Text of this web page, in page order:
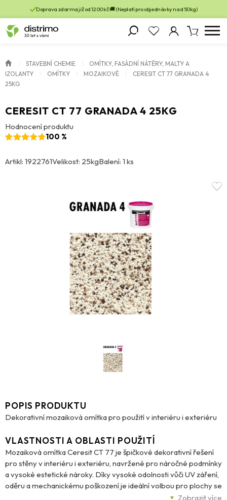
Doprava zdarma již od 1200 kč 🚚 (Neplatí pro objednávky nad 50kg)
STAVEBNÍ CHEMIE
OMÍTKY, FASÁDNÍ NÁTĚRY, MALTY A
IZOLANTY
OMÍTKY MOZAIKOVÉ
CERESIT CT 77 GRANADA 4
25KG
CERESIT CT 77 GRANADA 4 25KG
Hodnocení produktu
100 %
Artikl: 1922761Velikost: 25kgBalení: 1 ks
POPIS PRODUKTU
Dekorativní mozaiková omítka pro použití v interiéru i exteriéru
Zobrazit více
VLASTNOSTI A OBLASTI POUŽITÍ
Mozaiková omítka Ceresit CT 77 je špičkové dekorativní řešení
pro stěny v interiéru i exteriéru, navržené pro náročné podmínky
a vysoké estetické nároky. Díky vysoké odolnosti vůči UV záření,
oděru a mechanickému poškození je ideální volbou pro plochy se
zvýšeným zatížením – ať už se jedná o sokly, vstupní portály,